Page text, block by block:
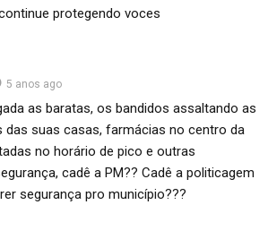
protegendo voces
5 anos ago
as baratas, os bandidos assaltando as
das suas casas, farmácias no centro da
no horário de pico e outras
cadê a PM?? Cadê a politicagem
segurança pro município???